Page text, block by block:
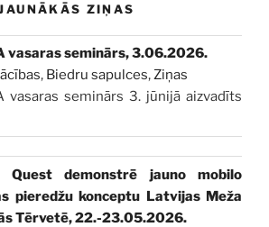
ZIŅAS
vasaras seminārs, 3.06.2026.
, Biedru sapulces,Ziņas
vasaras seminārs 3. jūnijā aizvadīts
Quest demonstrē jauno mobilo
pieredžu konceptu Latvijas Meža
Tērvetē, 22.-23.05.2026.